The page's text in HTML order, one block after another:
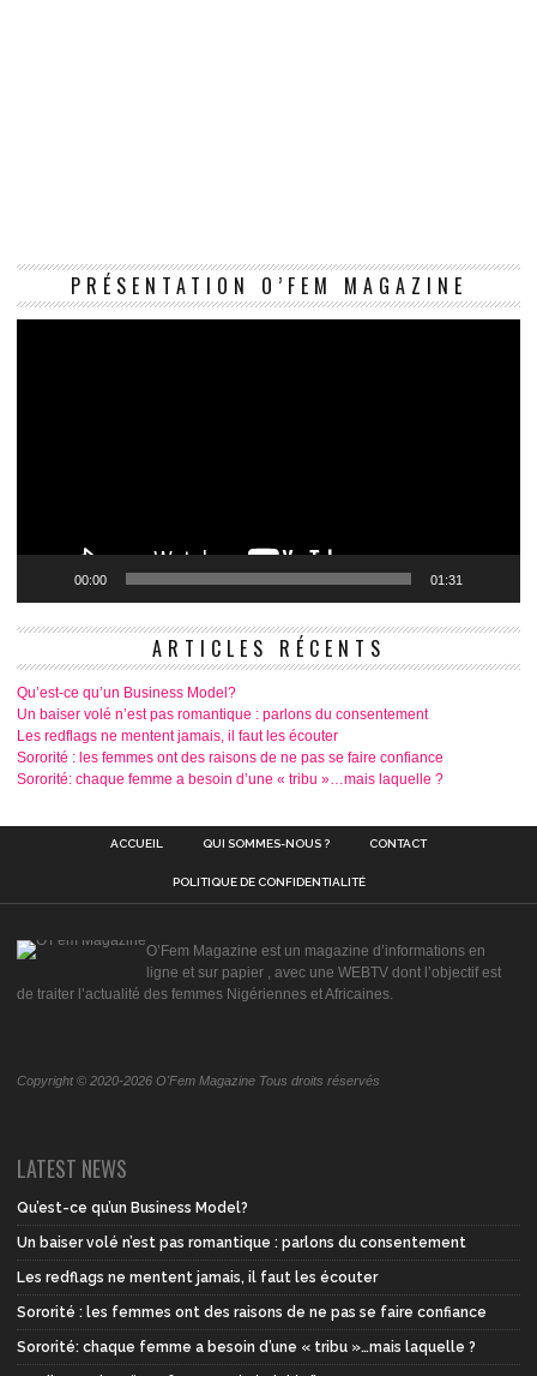
PRÉSENTATION O’FEM MAGAZINE
00:00 01:31
ARTICLES RÉCENTS
Qu’est-ce qu’un Business Model?
Un baiser volé n’est pas romantique : parlons du consentement
Les redflags ne mentent jamais, il faut les écouter
Sororité : les femmes ont des raisons de ne pas se faire confiance
Sororité: chaque femme a besoin d’une « tribu »…mais laquelle ?
ACCUEIL QUI SOMMES-NOUS ? CONTACT
POLITIQUE DE CONFIDENTIALITÉ
O’Fem Magazine est un magazine d’informations en
ligne et sur papier , avec une WEBTV dont l’objectif est
de traiter l’actualité des femmes Nigériennes et Africaines.
Copyright © 2020-2026 O'Fem Magazine Tous droits réservés
LATEST NEWS
Qu’est-ce qu’un Business Model?
Un baiser volé n’est pas romantique : parlons du consentement
Les redflags ne mentent jamais, il faut les écouter
Sororité : les femmes ont des raisons de ne pas se faire confiance
Sororité: chaque femme a besoin d’une « tribu »…mais laquelle ?